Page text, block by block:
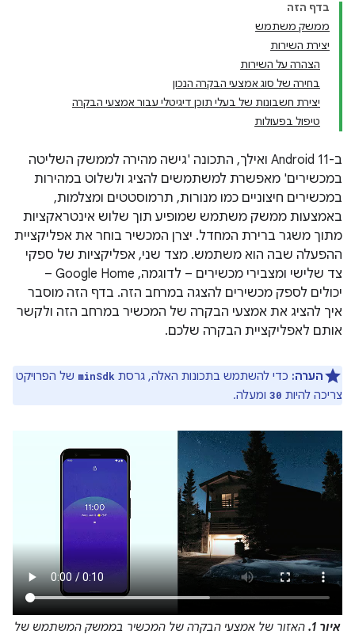
בדף הזה
ממשק משתמש
יצירת השירות
הצהרה על השירות
בחירה של סוג אמצעי הבקרה הנכון
יצירת חשבונות של בעלי תוכן דיגיטלי עבור אמצעי הבקרה
טיפול בפעולות
ב-Android 11 ואילך, התכונה 'גישה מהירה לממשק השליטה
במכשירים' מאפשרת למשתמשים להציג ולשלוט במהירות
במכשירים חיצוניים כמו מנורות, תרמוסטטים ומצלמות,
באמצעות ממשק משתמש שמופיע תוך שלוש אינטראקציות
מתוך משגר ברירת המחדל. יצרן המכשיר בוחר את אפליקציית
ההפעלה שבה הוא משתמש. מצד שני, אפליקציות של ספקי
צד שלישי ומצבירי מכשירים – לדוגמה, Google Home –
יכולים לספק מכשירים להצגה במרחב הזה. בדף הזה מוסבר
איך להציג את אמצעי הבקרה של המכשיר במרחב הזה ולקשר
אותם לאפליקציית הבקרה שלכם.
הערה: כדי להשתמש בתכונות האלה, גרסת minSdk של הפרויקט
צריכה להיות 30 ומעלה.
איור 1.
האזור של אמצעי הבקרה של המכשיר בממשק המשתמש של